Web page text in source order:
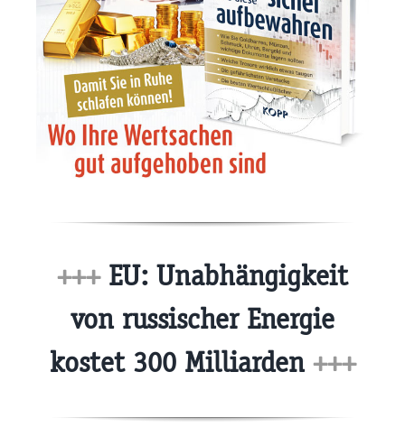
+++EU: Unabhängigkeit
von russischer Energie
kostet 300 Milliarden +++